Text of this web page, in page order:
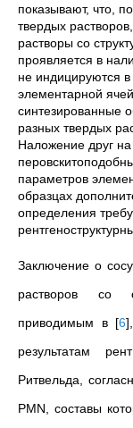
показывают, что,
твердых
растворы со
проявляется в
не индицируются в
элементарной
синтезированные
разных твердых
Наложение друг
параметров
образцах
определения
Заключение о
растворов со
приводимым в [6]
результатам
Ритвельда,
PMN, составы